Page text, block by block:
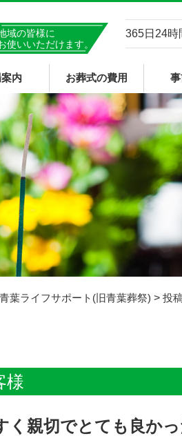
域の皆様に
使いいただけます。
365日24時
内
アルホール
お葬式の費用
直葬
家族葬・一般葬
葉ライフサポート(旧青葉葬祭) > 投
様
親切でとても良かっ